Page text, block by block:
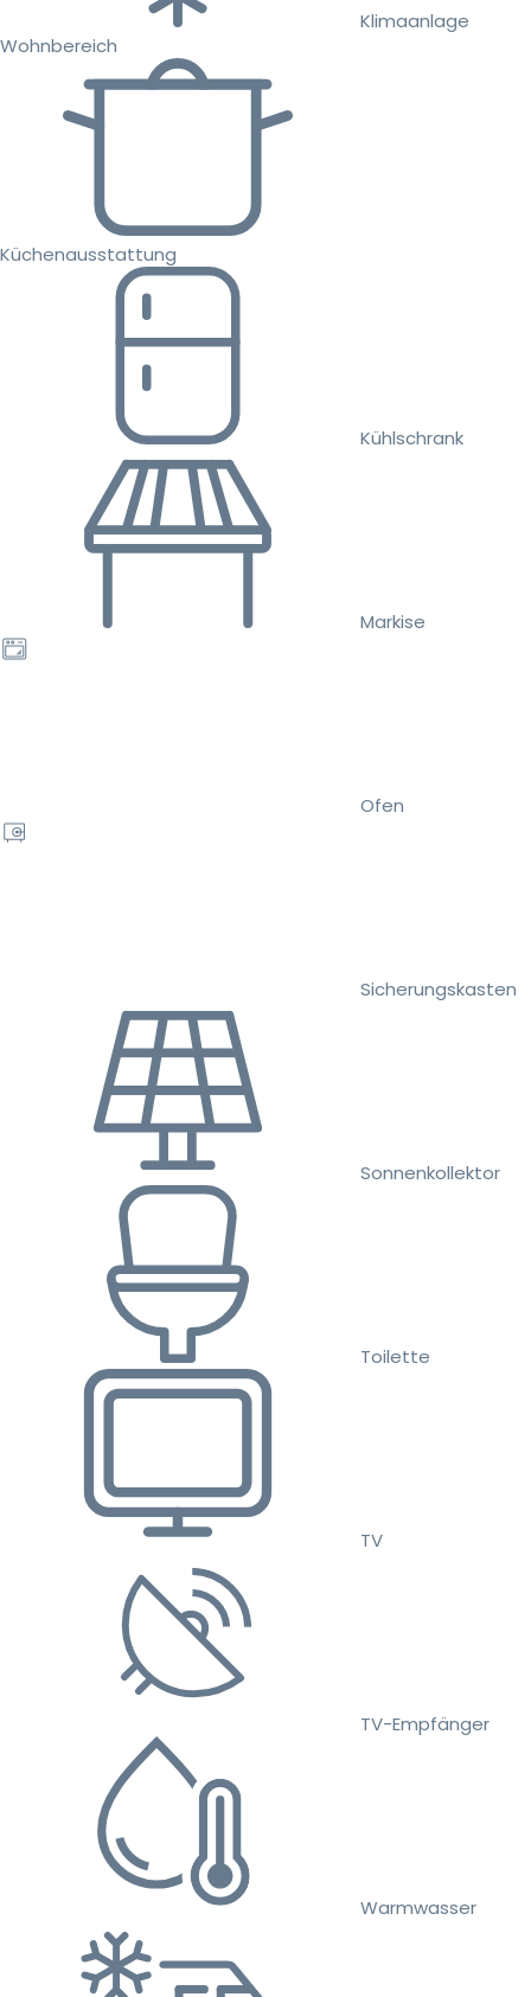
Klimaanlage
Wohnbereich
Küchenausstattung
Kühlschrank
Markise
Ofen
Sicherungskasten
Sonnenkollektor
Toilette
TV
TV-Empfänger
Warmwasser